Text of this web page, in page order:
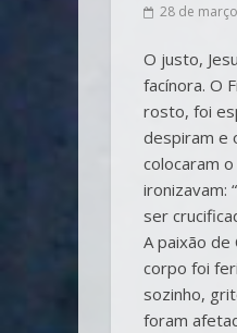
28 de
O justo,
facínora. O
rosto, foi
despiram e
colocaram
ironizavam:
ser
A paixão
corpo foi
sozinho,
foram